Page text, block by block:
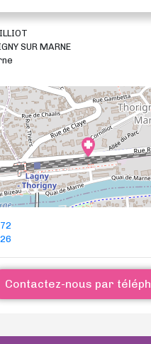
SUR MARNE
Contactez-nous par